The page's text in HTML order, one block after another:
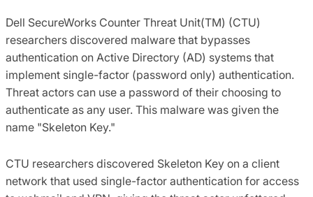
Dell SecureWorks Counter Threat Unit(TM) (CTU)
researchers discovered malware that bypasses
authentication on Active Directory (AD) systems that
implement single-factor (password only) authentication.
Threat actors can use a password of their choosing to
authenticate as any user. This malware was given the
name "Skeleton Key."
CTU researchers discovered Skeleton Key on a client
network that used single-factor authentication for access